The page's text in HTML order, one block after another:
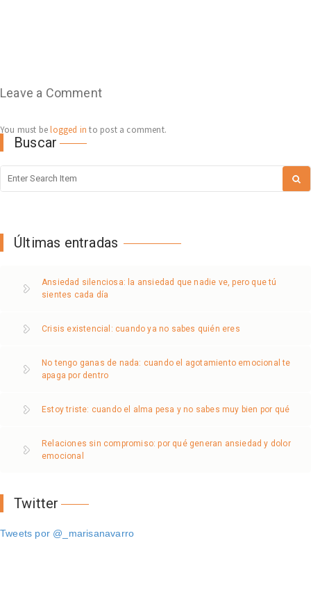
Leave a Comment
You must belogged in to post a comment.
Buscar
Últimas entradas
Ansiedad silenciosa: la ansiedad que nadie ve, pero que tú
sientes cada día
Crisis existencial: cuando ya no sabes quién eres
No tengo ganas de nada: cuando el agotamiento emocional te
apaga por dentro
Estoy triste: cuando el alma pesa y no sabes muy bien por qué
Relaciones sin compromiso: por qué generan ansiedad y dolor
emocional
Twitter
Tweets por @_marisanavarro